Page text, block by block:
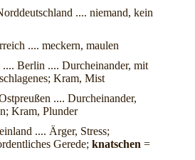
.... niemand, kein
.... meckern, maulen
.... Berlin .... Durcheinander, mit
Kram, Mist
.... Durcheinander,
Kram, Plunder
.... Ärger, Stress;
Gerede; knatschen =